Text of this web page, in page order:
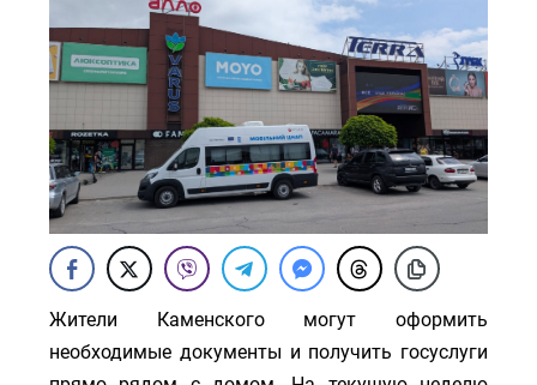
Жители Каменского могут оформить
необходимые документы и получить госуслуги